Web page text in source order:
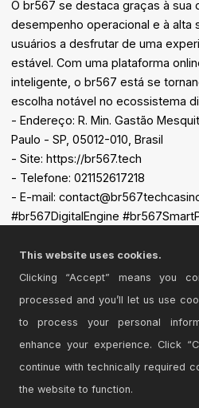
O br567 se destaca graças à sua
desempenho operacional e à alta
usuários a desfrutar de uma
estável. Com uma plataforma
inteligente, o br567 está se
escolha notável no ecossistema
- Endereço: R. Min. Gastão
Paulo - SP, 05012-010, Brasil
- Site: https://br567.tech
- Telefone: 021152617218
- E-mail:
#br567DigitalEngine
This website uses cookies.
Clicking “Accept” means you
processed and you’ll let us use
to process your personal
enhance your experience. Click
continue with technically required
the website to function.